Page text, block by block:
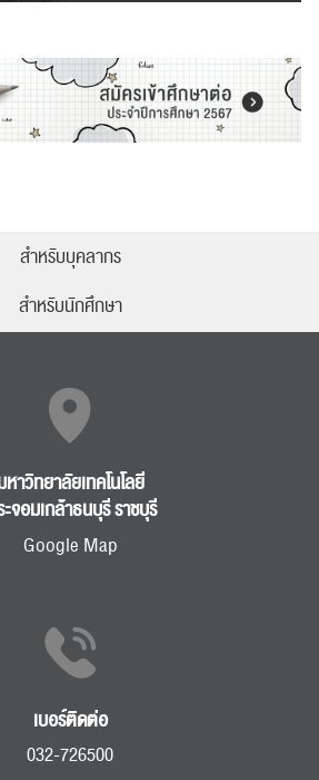
สำหรับบุคลากร
สำหรับนักศึกษา
หาวิทยาลัยเทคโนโลยี
จอมเกล้าธนบุรี ราชบุรี
Google Map
เบอร์ติดต่อ
032-726500